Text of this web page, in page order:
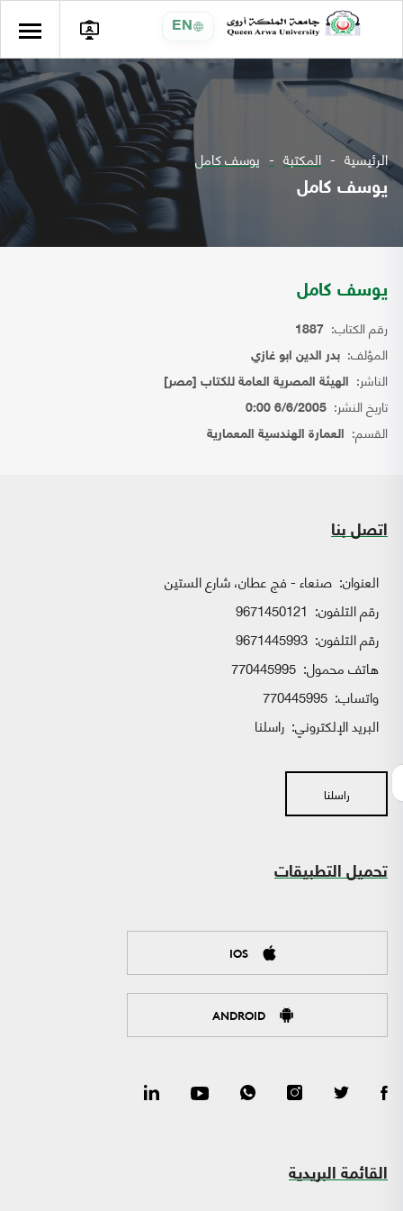
EN
الرئيسية المكتبة يوسف كامل
يوسف كامل
يوسف كامل
رقم الكتاب: 1887
المؤلف: بدر الدين ابو غازي
الناشر: الهيئة المصرية العامة للكتاب [مصر]
تاريخ النشر: 6/6/2005 0:00
القسم: العمارة الهندسية المعمارية
اتصل بنا
العنوان: صنعاء - فج عطان، شارع الستين
رقم التلفون: 9671450121
رقم التلفون: 9671445993
هاتف محمول: 770445995
واتساب:
البريد الإلكتروني: راسلنا
راسلنا
تحميل التطبيقات
IOS
ANDROID
القائمة البريدية